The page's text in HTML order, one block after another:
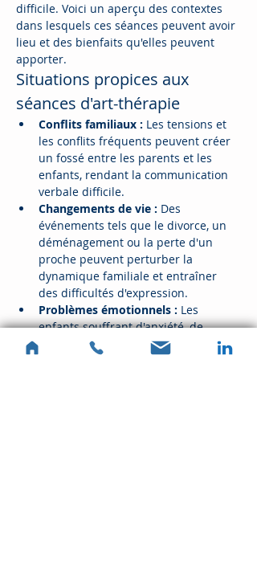
difficile. Voici un aperçu des contextes
dans lesquels ces séances peuvent avoir
lieu et des bienfaits qu'elles peuvent
apporter.
Situations propices aux
séances d'art-thérapie
Conflits familiaux : Les tensions et
les conflits fréquents peuvent créer
un fossé entre les parents et les
enfants, rendant la communication
verbale difficile.
Changements de vie : Des
événements tels que le divorce, un
déménagement ou la perte d'un
proche peuvent perturber la
dynamique familiale et entraîner
des difficultés d'expression.
Problèmes émotionnels : Les
enfants souffrant d'anxiété, de
dépression ou de troubles du
comportement peuvent avoir du mal